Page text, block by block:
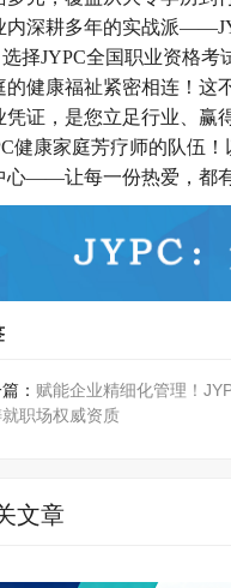
内深耕多年的实战派
选择JYPC全国职业资格考
的健康福祉紧密相连！这
凭证，是您立足行业、赢
健康家庭芳疗师的队伍
心——让每一份热爱，都
： 赋能企业精细化管理！
职场权威资质
文章